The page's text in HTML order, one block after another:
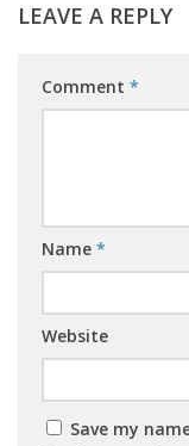
LEAVE A REPLY
Comment *
Name *
Website
Save my